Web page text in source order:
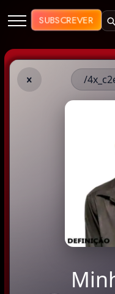
Muzik Plus
SUBSCREVER
/